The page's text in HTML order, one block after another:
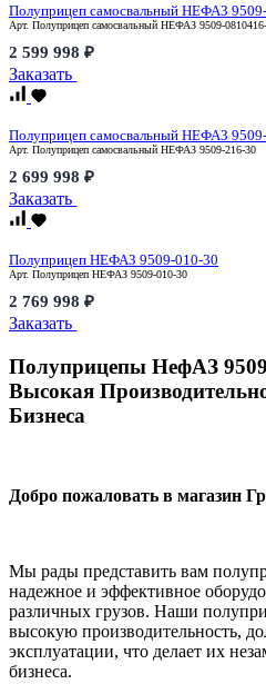
Полуприцеп самосвальный НЕФАЗ
Арт. Полуприцеп самосвальный НЕФАЗ 9509-
2 599 998 ₽
Заказать
Полуприцеп самосвальный НЕФАЗ
Арт. Полуприцеп самосвальный НЕФАЗ 9509-216-30
2 699 998 ₽
Заказать
Полуприцеп НЕФАЗ 9509-010-30
Арт. Полуприцеп НЕФАЗ 9509-010-30
2 769 998 ₽
Заказать
Полуприцепы НефАЗ
Высокая
Бизнеса
Добро пожаловать в магазин
Мы рады представить вам
надежное и эффективное
различных грузов. Наши
высокую производительность,
эксплуатации, что делает их
бизнеса.